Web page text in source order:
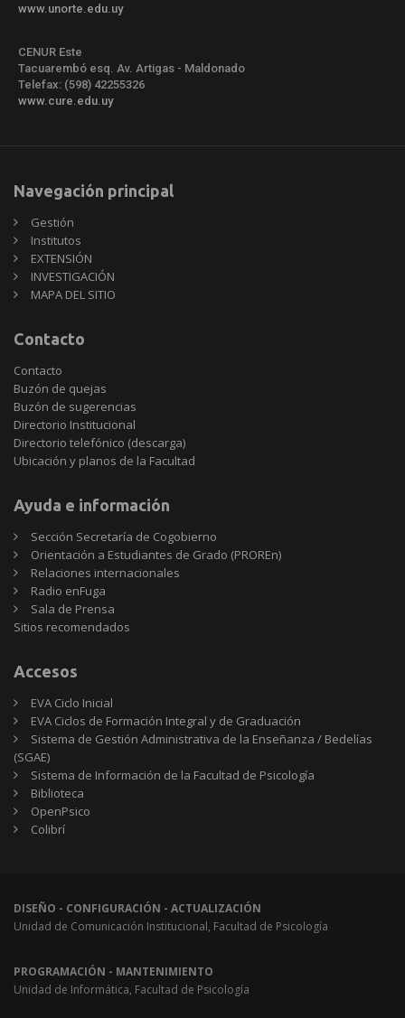
www.unorte.edu.uy
CENUR Este
Tacuarembó esq. Av. Artigas - Maldonado
Telefax: (598) 42255326
www.cure.edu.uy
Navegación principal
Gestión
Institutos
EXTENSIÓN
INVESTIGACIÓN
MAPA DEL SITIO
Contacto
Contacto
Buzón de quejas
Buzón de sugerencias
Directorio Institucional
Directorio telefónico (descarga)
Ubicación y planos de la Facultad
Ayuda e información
Sección Secretaría de Cogobierno
Orientación a Estudiantes de Grado (PROREn)
Relaciones internacionales
Radio enFuga
Sala de Prensa
Sitios
Sitios recomendados
Accesos
EVA Ciclo Inicial
EVA Ciclos de Formación Integral y de Graduación
Sistema de Gestión Administrativa de la Enseñanza / Bedelías
(SGAE)
Sistema de Información de la Facultad de Psicología
Biblioteca
OpenPsico
Colibrí
DISEÑO - CONFIGURACIÓN - ACTUALIZACIÓN
Unidad de Comunicación Institucional, Facultad de Psicología
PROGRAMACIÓN - MANTENIMIENTO
Unidad de Informática, Facultad de Psicología